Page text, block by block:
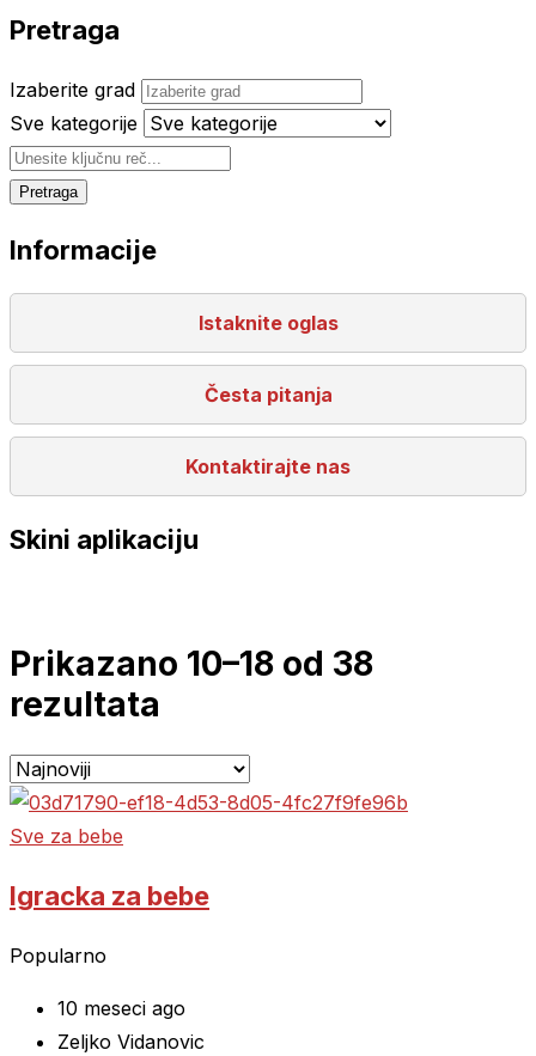
Pretraga
Izaberite grad
Sve kategorije
Pretraga
Informacije
Istaknite oglas
Česta pitanja
Kontaktirajte nas
Skini aplikaciju
Prikazano 10–18 od 38
rezultata
Sve za bebe
Igracka za bebe
Popularno
10 meseci ago
Zeljko Vidanovic